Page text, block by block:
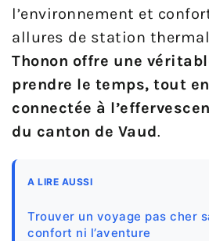
l’environnement et
allures de station
Thonon offre une
prendre le temps, tout
connectée à
du canton de Vaud.
A LIRE AUSSI
Trouver un voyage pas cher
confort ni l’aventure